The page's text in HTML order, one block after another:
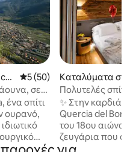
Μέση βαθμολογία: 5 στα 5,
5 (50)
σε
ένα σπίτι
ουρανό,
σάουνα
Καταλύματα
nno
Πολυτελές σπίτι
σπα + θέα στις
✨ Στην καρδιά
Quercia del Borgo
του 18ου αιώνα,
ζευγάρια που
ιδιωτικότητα